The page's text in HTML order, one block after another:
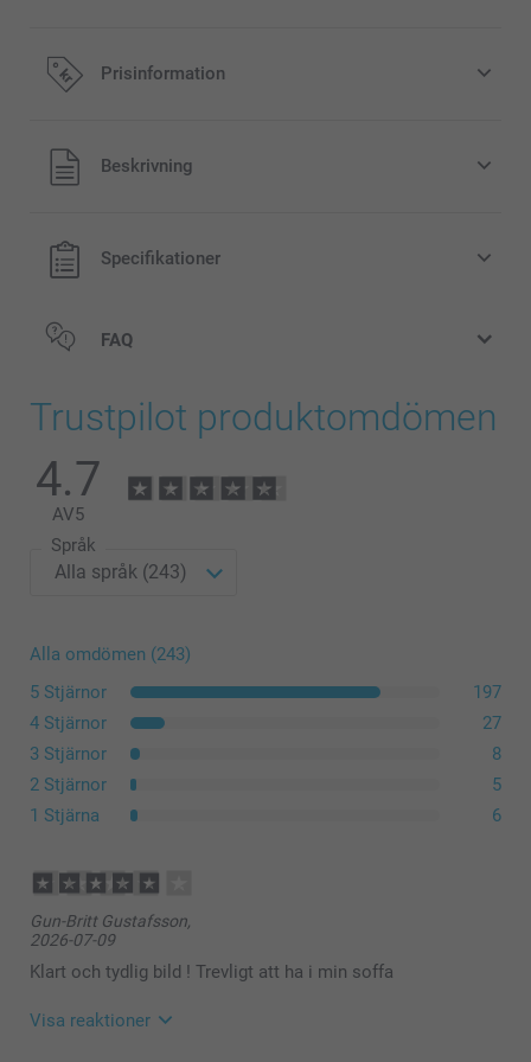
Prisinformation
Alla priser är i svenska kronor (SEK), inklusive moms och
exklusive porto.
Beskrivning
Specifikationer
FAQ
Trustpilot produktomdömen
4.7
AV5
Språk
Alla omdömen (243)
5 Stjärnor
197
4 Stjärnor
27
3 Stjärnor
8
2 Stjärnor
5
1 Stjärna
6
Gun-Britt Gustafsson,
2026-07-09
Klart och tydlig bild ! Trevligt att ha i min soffa
Visa reaktioner